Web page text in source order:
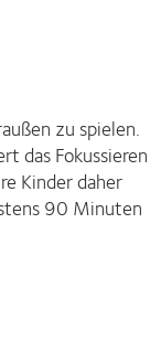
zu spielen.
das Fokussieren
Kinder daher
90 Minuten